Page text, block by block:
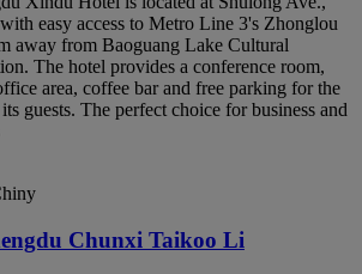
easy access to Metro Line 3's Zhonglou
away from Baoguang Lake Cultural
The hotel provides a conference room,
area, coffee bar and free parking for the
guests. The perfect choice for business and
Chunxi Taikoo Li